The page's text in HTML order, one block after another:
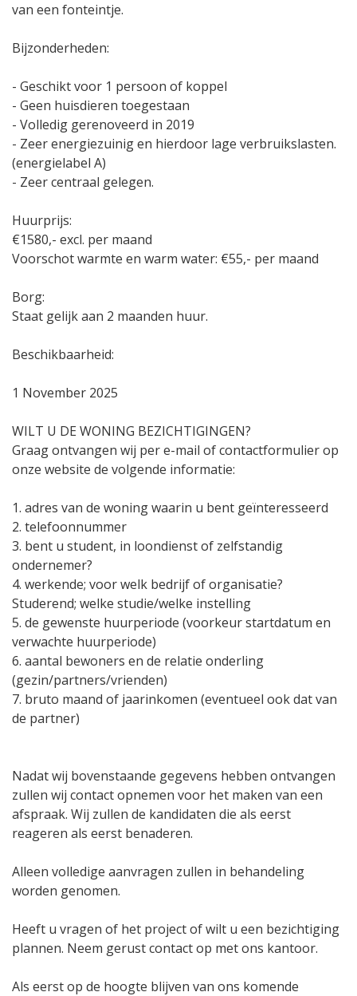
van een fonteintje.
Bijzonderheden:
- Geschikt voor 1 persoon of koppel
- Geen huisdieren toegestaan
- Volledig gerenoveerd in 2019
- Zeer energiezuinig en hierdoor lage verbruikslasten.
(energielabel A)
- Zeer centraal gelegen.
Huurprijs:
€1580,- excl. per maand
Voorschot warmte en warm water: €55,- per maand
Borg:
Staat gelijk aan 2 maanden huur.
Beschikbaarheid:
1 November 2025
WILT U DE WONING BEZICHTIGINGEN?
Graag ontvangen wij per e-mail of contactformulier op
onze website de volgende informatie:
1. adres van de woning waarin u bent geïnteresseerd
2. telefoonnummer
3. bent u student, in loondienst of zelfstandig
ondernemer?
4. werkende; voor welk bedrijf of organisatie?
Studerend; welke studie/welke instelling
5. de gewenste huurperiode (voorkeur startdatum en
verwachte huurperiode)
6. aantal bewoners en de relatie onderling
(gezin/partners/vrienden)
7. bruto maand of jaarinkomen (eventueel ook dat van
de partner)
Nadat wij bovenstaande gegevens hebben ontvangen
zullen wij contact opnemen voor het maken van een
afspraak. Wij zullen de kandidaten die als eerst
reageren als eerst benaderen.
Alleen volledige aanvragen zullen in behandeling
worden genomen.
Heeft u vragen of het project of wilt u een bezichtiging
plannen. Neem gerust contact op met ons kantoor.
Als eerst op de hoogte blijven van ons komende